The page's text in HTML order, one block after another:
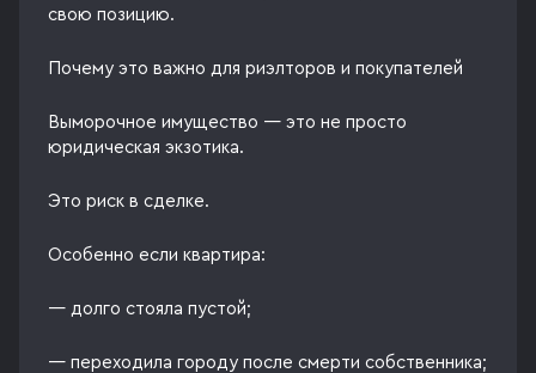
свою позицию.
Почему это важно для риэлторов и покупателей
Выморочное имущество — это не просто
юридическая экзотика.
Это риск в сделке.
Особенно если квартира:
— долго стояла пустой;
— переходила городу после смерти собственника;